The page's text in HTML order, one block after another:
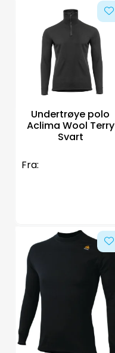
Undertrøye polo
Aclima Wool Terry
Svart
Fra: